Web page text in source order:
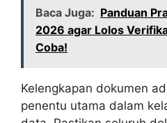
Baca Juga: Panduan
2026 agar Lolos
Coba!
Kelengkapan dokumen
penentu utama dalam